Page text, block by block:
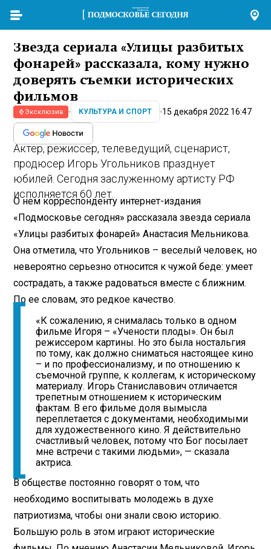
Звезда сериала «Улицы разбитых
фонарей» рассказала, кому нужно
доверять съемки исторических
фильмов
Эксклюзив КУЛЬТУРА И СПОРТ 15 декабря 2022 16:47
Актер, режиссер, телеведущий, сценарист,
продюсер Игорь Угольников празднует
юбилей. Сегодня заслуженному артисту РФ
исполняется 60 лет.
О нем корреспонденту интернет-издания
«Подмосковье сегодня» рассказала звезда сериала
«Улицы разбитых фонарей» Анастасия Мельникова.
Она отметила, что Угольников – веселый человек, но
невероятно серьезно относится к чужой беде: умеет
сострадать, а также радоваться вместе с ближним.
По ее словам, это редкое качество.
«К сожалению, я снималась только в одном
фильме Игоря – «Учености плоды». Он был
режиссером картины. Но это была ностальгия
по тому, как должно сниматься настоящее кино
– и по профессионализму, и по отношению к
съемочной группе, к коллегам, к историческому
материалу. Игорь Станиславович отличается
трепетным отношением к историческим
фактам. В его фильме доля вымысла
переплетается с документами, необходимыми
для художественного кино. Я действительно
счастливый человек, потому что Бог посылает
мне встречи с такими людьми», — сказала
актриса.
В обществе постоянно говорят о том, что
необходимо воспитывать молодежь в духе
патриотизма, чтобы они знали свою историю.
Большую роль в этом играют исторические